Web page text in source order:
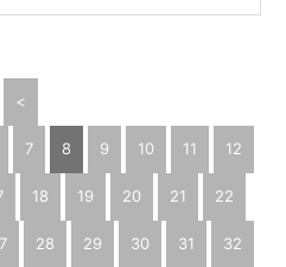
<
7 8 9 10 11 12
18 19 20 21 22
28 29 30 31 32